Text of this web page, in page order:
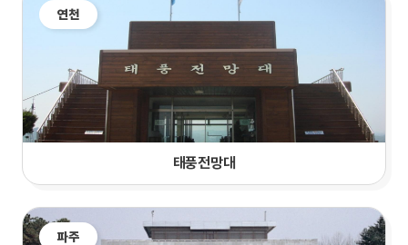
연천
태풍전망대
파주